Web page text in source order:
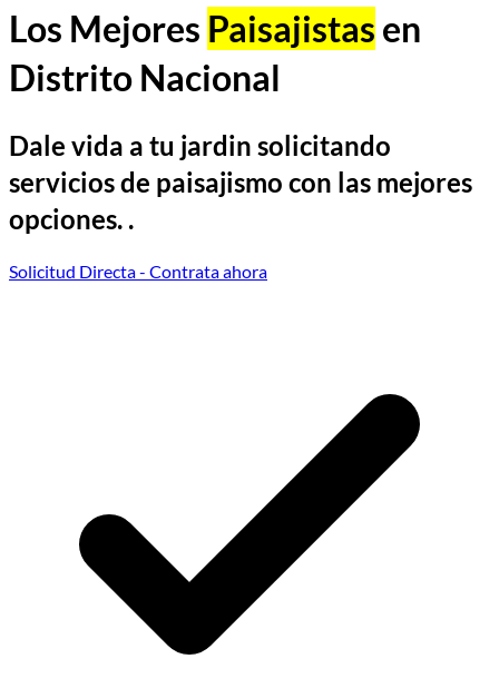
Los Mejores Paisajistas en
Distrito Nacional
Dale vida a tu jardin solicitando
servicios de paisajismo con las mejores
opciones. .
Solicitud Directa- Contrata ahora